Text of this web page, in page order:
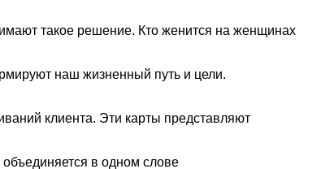
такое решение. Кто женится на женщинах
наш жизненный путь и цели.
клиента. Эти карты представляют
в одном слове